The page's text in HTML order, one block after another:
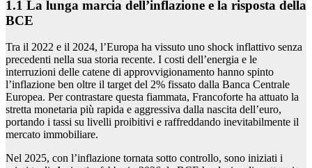
1.1 La lunga marcia dell’inflazione e la risposta della
BCE
Tra il 2022 e il 2024, l’Europa ha vissuto uno shock inflattivo senza
precedenti nella sua storia recente. I costi dell’energia e le
interruzioni delle catene di approvvigionamento hanno spinto
l’inflazione ben oltre il target del 2% fissato dalla Banca Centrale
Europea. Per contrastare questa fiammata, Francoforte ha attuato la
stretta monetaria più rapida e aggressiva dalla nascita dell’euro,
portando i tassi su livelli proibitivi e raffreddando inevitabilmente il
mercato immobiliare.
Nel 2025, con l’inflazione tornata sotto controllo, sono iniziati i